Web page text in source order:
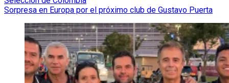
Sorpresa en Europa por el próximo club de Gustavo Puerta